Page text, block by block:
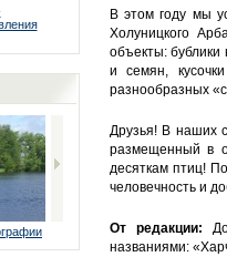
В этом году мы
Холуницкого
объекты: бублики
и семян,
разнообразных
Друзья! В наших
размещенный в
десяткам птиц!
человечность и
От редакции:
названиями: